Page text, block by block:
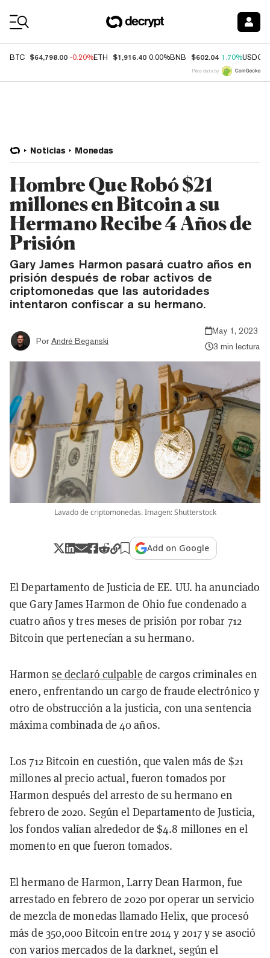
BTC $64,798.00 -0.20%ETH $1,916.40 0.00%BNB $602.04 1.70%USDC
Price data by
Noticias Monedas
Hombre Que Robó $21
millones en Bitcoin a su
Hermano Recibe 4 Años de
Prisión
Gary James Harmon pasará cuatro años en
prisión después de robar activos de
criptomonedas que las autoridades
intentaron confiscar a su hermano.
Por André Beganski
May 1, 2023
3 min lectura
Lavado de criptomonedas. Imagen: Shutterstock
Add on Google
El Departamento de Justicia de EE. UU. ha anunciado
que Gary James Harmon de Ohio fue condenado a
cuatro años y tres meses de prisión por robar 712
Bitcoin que pertenecían a su hermano.
Harmon se declaró culpable de cargos criminales en
enero, enfrentando un cargo de fraude electrónico y
otro de obstrucción a la justicia, con una sentencia
máxima combinada de 40 años.
Los 712 Bitcoin en cuestión, que valen más de $21
millones al precio actual, fueron tomados por
Harmon después del arresto de su hermano en
febrero de 2020. Según el Departamento de Justicia,
los fondos valían alrededor de $4.8 millones en el
momento en que fueron tomados.
El hermano de Harmon, Larry Dean Harmon, fue
arrestado en febrero de 2020 por operar un servicio
de mezcla de monedas llamado Helix, que procesó
más de 350,000 Bitcoin entre 2014 y 2017 y se asoció
con varios mercados de la darknet, según el